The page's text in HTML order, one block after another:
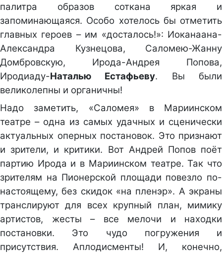
палитра образов соткана яркая и
запоминающаяся. Особо хотелось бы отметить
главных героев – им «досталось!»: Иоканаана-
Александра Кузнецова, Саломею-Жанну
Домбровскую, Ирода-Андрея Попова,
Иродиаду-Наталью Естафьеву. Вы были
великолепны и органичны!
Надо заметить, «Саломея» в Мариинском
театре – одна из самых удачных и сценически
актуальных оперных постановок. Это признают
и зрители, и критики. Вот Андрей Попов поёт
партию Ирода и в Мариинском театре. Так что
зрителям на Пионерской площади повезло по-
настоящему, без скидок «на пленэр». А экраны
транслируют для всех крупный план, мимику
артистов, жесты – все мелочи и находки
постановки. Это чудо погружения и
присутствия. Аплодисменты! И, конечно,